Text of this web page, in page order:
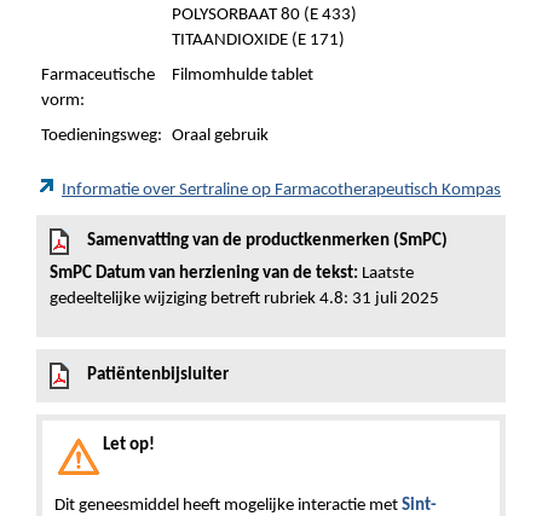
POLYSORBAAT 80 (E 433)
TITAANDIOXIDE (E 171)
Farmaceutische
vorm:
Filmomhulde tablet
Toedieningsweg: Oraal gebruik
Informatie over Sertraline op Farmacotherapeutisch Kompas
Samenvatting van de productkenmerken (SmPC)
SmPC Datum van herziening van de tekst: Laatste
gedeeltelijke wijziging betreft rubriek 4.8: 31 juli 2025
Patiëntenbijsluiter
Let op!
Dit geneesmiddel heeft mogelijke interactie met Sint-